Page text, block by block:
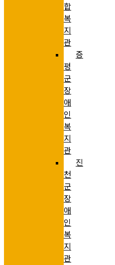
합
복
지
관
증
평
군
장
애
인
복
지
관
진
천
군
장
애
인
복
지
관